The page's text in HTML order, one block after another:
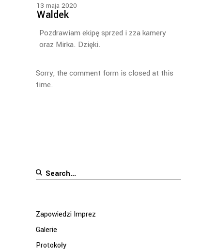
13 maja 2020
Waldek
Pozdrawiam ekipę sprzed i zza kamery
oraz Mirka. Dzięki.
Sorry, the comment form is closed at this
time.
Search
Zapowiedzi Imprez
Galerie
Protokoły